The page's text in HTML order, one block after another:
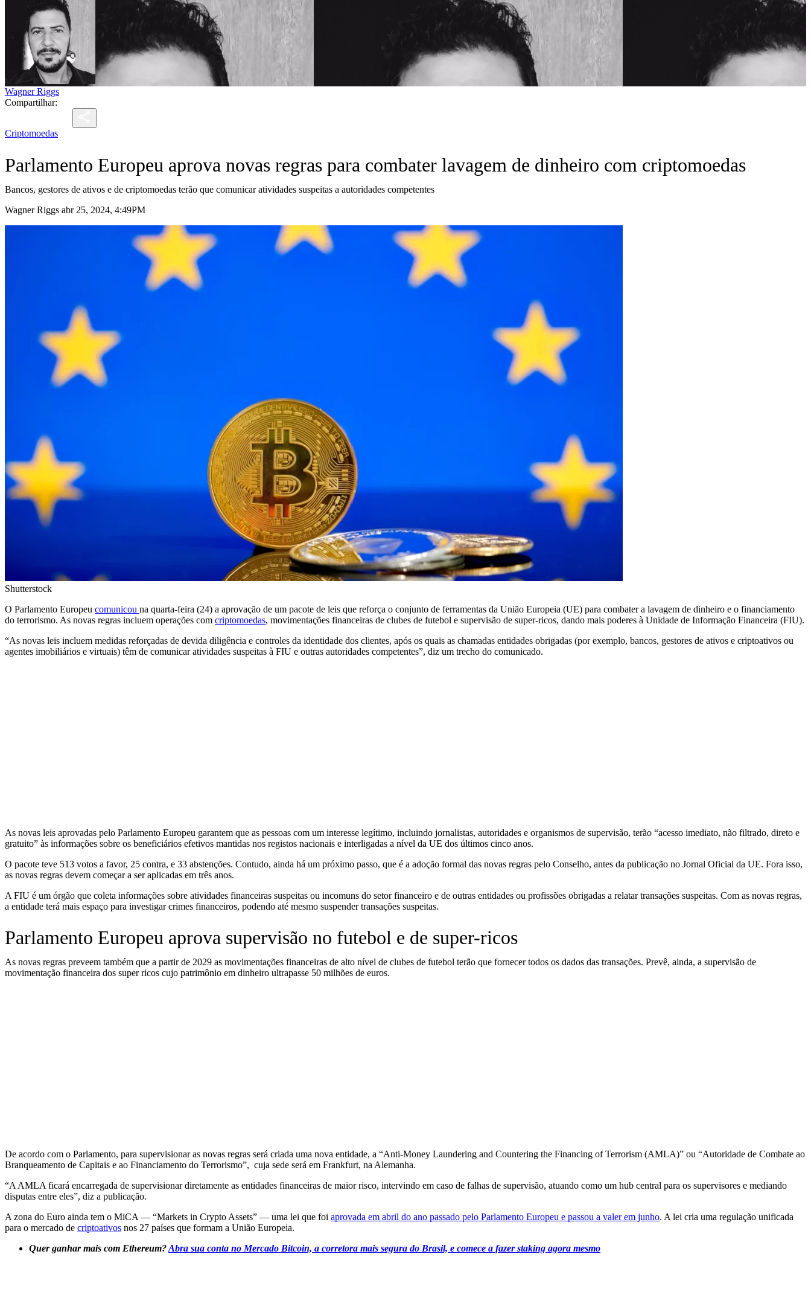
Wagner Riggs
Compartilhar:
Criptomoedas
Parlamento Europeu aprova novas regras para combater lavagem de dinheiro com criptomoedas
Bancos, gestores de ativos e de criptomoedas terão que comunicar atividades suspeitas a autoridades competentes
Wagner Riggs abr 25, 2024, 4:49PM
Shutterstock
O Parlamento Europeu comunicou na quarta-feira (24) a aprovação de um pacote de leis que reforça o conjunto de ferramentas da União Europeia (UE) para combater a lavagem de dinheiro e o financiamento
do terrorismo. As novas regras incluem operações com criptomoedas, movimentações financeiras de clubes de futebol e supervisão de super-ricos, dando mais poderes à Unidade de Informação Financeira (FIU).
“As novas leis incluem medidas reforçadas de devida diligência e controles da identidade dos clientes, após os quais as chamadas entidades obrigadas (por exemplo, bancos, gestores de ativos e criptoativos ou
agentes imobiliários e virtuais) têm de comunicar atividades suspeitas à FIU e outras autoridades competentes”, diz um trecho do comunicado.
As novas leis aprovadas pelo Parlamento Europeu garantem que as pessoas com um interesse legítimo, incluindo jornalistas, autoridades e organismos de supervisão, terão “acesso imediato, não filtrado, direto e
gratuito” às informações sobre os beneficiários efetivos mantidas nos registos nacionais e interligadas a nível da UE dos últimos cinco anos.
O pacote teve 513 votos a favor, 25 contra, e 33 abstenções. Contudo, ainda há um próximo passo, que é a adoção formal das novas regras pelo Conselho, antes da publicação no Jornal Oficial da UE. Fora isso,
as novas regras devem começar a ser aplicadas em três anos.
A FIU é um órgão que coleta informações sobre atividades financeiras suspeitas ou incomuns do setor financeiro e de outras entidades ou profissões obrigadas a relatar transações suspeitas. Com as novas regras,
a entidade terá mais espaço para investigar crimes financeiros, podendo até mesmo suspender transações suspeitas.
Parlamento Europeu aprova supervisão no futebol e de super-ricos
As novas regras preveem também que a partir de 2029 as movimentações financeiras de alto nível de clubes de futebol terão que fornecer todos os dados das transações. Prevê, ainda, a supervisão de
movimentação financeira dos super ricos cujo patrimônio em dinheiro ultrapasse 50 milhões de euros.
De acordo com o Parlamento, para supervisionar as novas regras será criada uma nova entidade, a “Anti-Money Laundering and Countering the Financing of Terrorism (AMLA)” ou “Autoridade de Combate ao
Branqueamento de Capitais e ao Financiamento do Terrorismo”, cuja sede será em Frankfurt, na Alemanha.
“A AMLA ficará encarregada de supervisionar diretamente as entidades financeiras de maior risco, intervindo em caso de falhas de supervisão, atuando como um hub central para os supervisores e mediando
disputas entre eles”, diz a publicação.
A zona do Euro ainda tem o MiCA — “Markets in Crypto Assets” — uma lei que foi aprovada em abril do ano passado pelo Parlamento Europeu e passou a valer em junho. A lei cria uma regulação unificada
para o mercado de criptoativos nos 27 países que formam a União Europeia.
Quer ganhar mais com Ethereum?Abra sua conta no Mercado Bitcoin, a corretora mais segura do Brasil, e comece a fazer staking agora mesmo